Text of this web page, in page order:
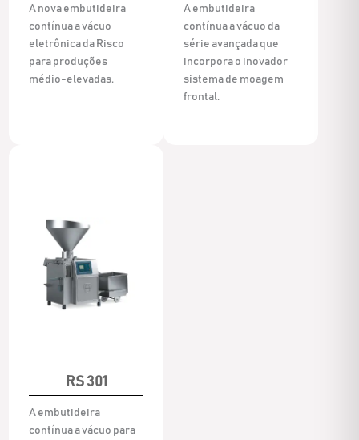
A nova embutideira
contínua a vácuo
eletrônica da Risco
para produções
médio-elevadas.
A embutideira
contínua a vácuo da
série avançada que
incorpora o inovador
sistema de moagem
frontal.
RS 301
A embutideira
contínua a vácuo para